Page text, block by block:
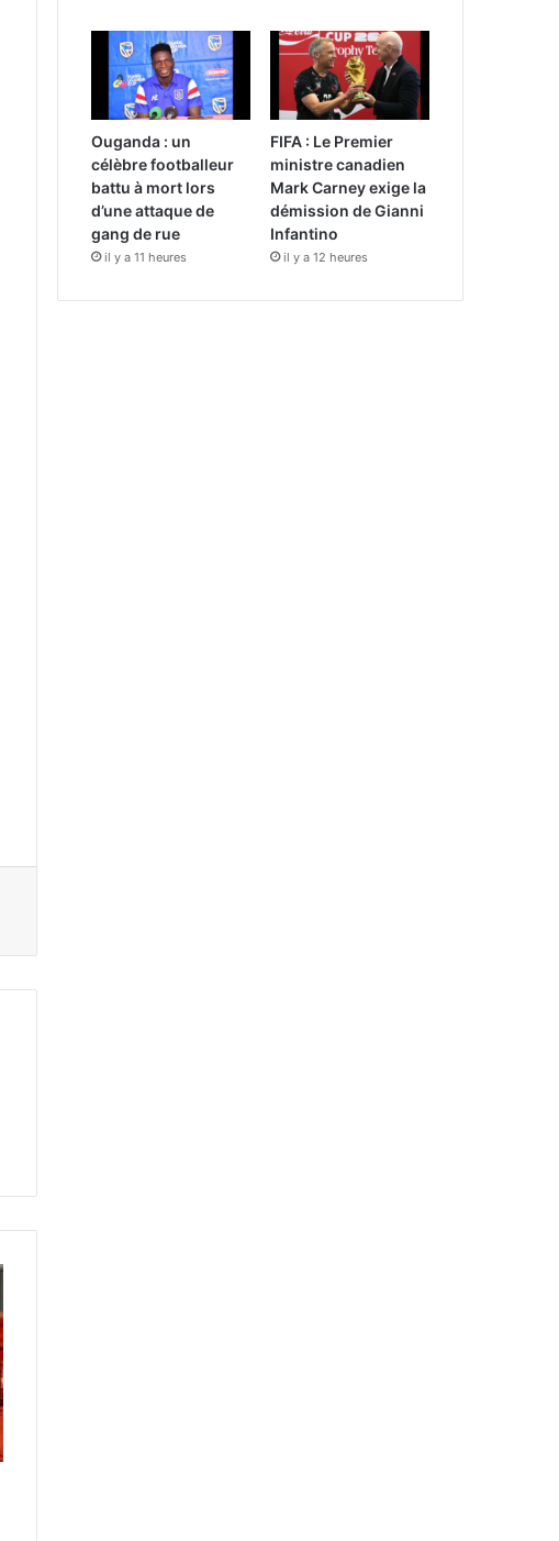
Ouganda : un
célèbre footballeur
battu à mort lors
d’une attaque de
gang de rue
il y a 11 heures
FIFA : Le Premier
ministre canadien
Mark Carney exige la
démission de Gianni
Infantino
il y a 12 heures